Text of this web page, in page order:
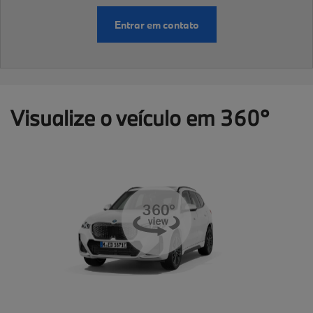
Entrar em contato
Visualize o veículo em 360°